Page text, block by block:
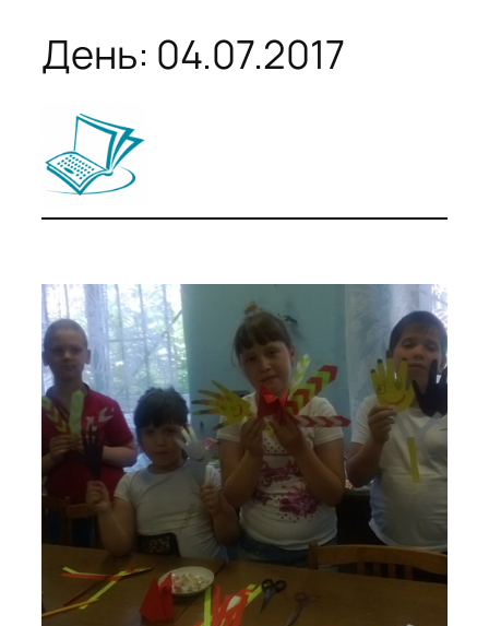
День: 04.07.2017